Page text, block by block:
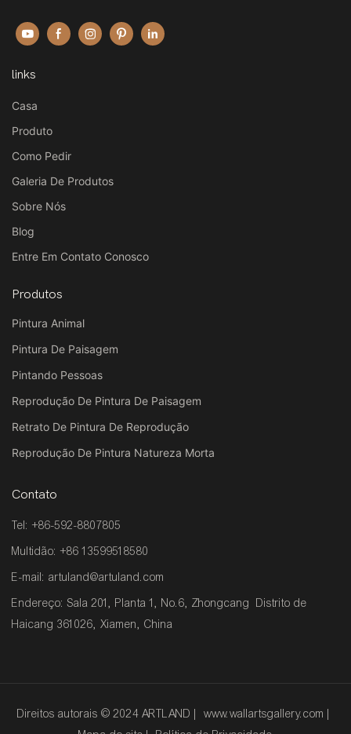
links
Casa
Produto
Como Pedir
Galeria De Produtos
Sobre Nós
Blog
Entre Em Contato Conosco
Produtos
Pintura Animal
Pintura De Paisagem
Pintando Pessoas
Reprodução De Pintura De Paisagem
Retrato De Pintura De Reprodução
Reprodução De Pintura Natureza Morta
Contato
Tel: +86-592-8807805
Multidão: +86 13599518580
E-mail: artuland@artuland.com
Endereço: Sala 201, Planta 1, No.6, Zhongcang Distrito de
Haicang 361026, Xiamen, China
Direitos autorais © 2024 ARTLAND | www.wallartsgallery.com